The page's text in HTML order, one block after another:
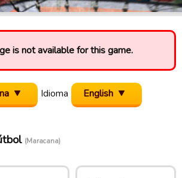
is not available for this game.
Idioma English
(Maracana)